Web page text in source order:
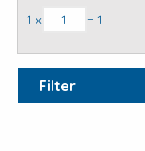
Kapbeugels
1 x = 1
Filter